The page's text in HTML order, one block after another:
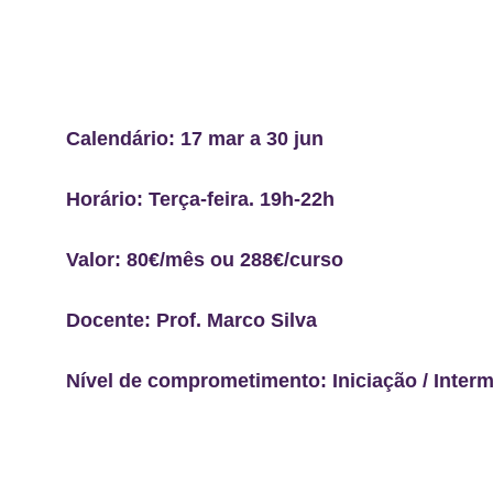
Calendário: 17 mar a 30 jun
Horário: Terça-feira. 19h-22h
Valor: 80€/mês ou 288€/curso
Docente: Prof. Marco Silva
Nível de comprometimento: Iniciação /